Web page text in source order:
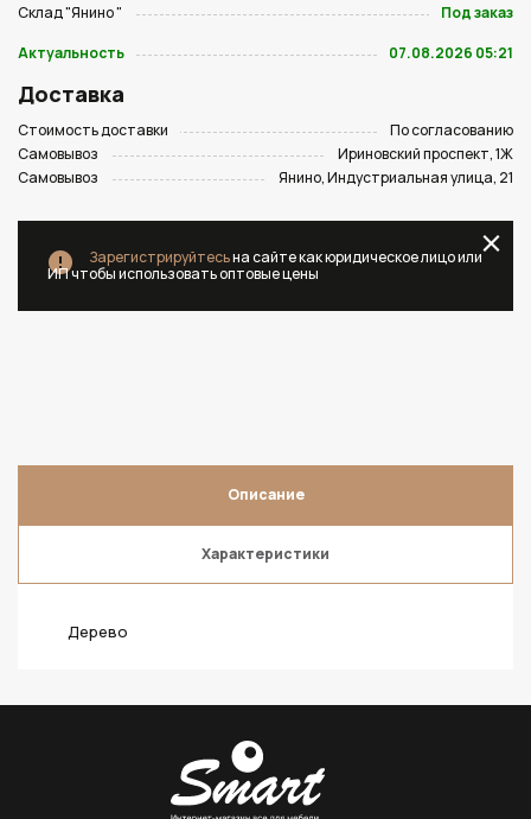
Склад "Янино "
Под заказ
Актуальность
07.08.2026 05:21
Доставка
Стоимость доставки
По согласованию
Самовывоз
Ириновский проспект, 1Ж
Самовывоз
Янино, Индустриальная улица, 21
Зарегистрируйтесьна сайте как юридическое лицо или
ИП чтобы использовать оптовые цены
Описание
Характеристики
Дерево